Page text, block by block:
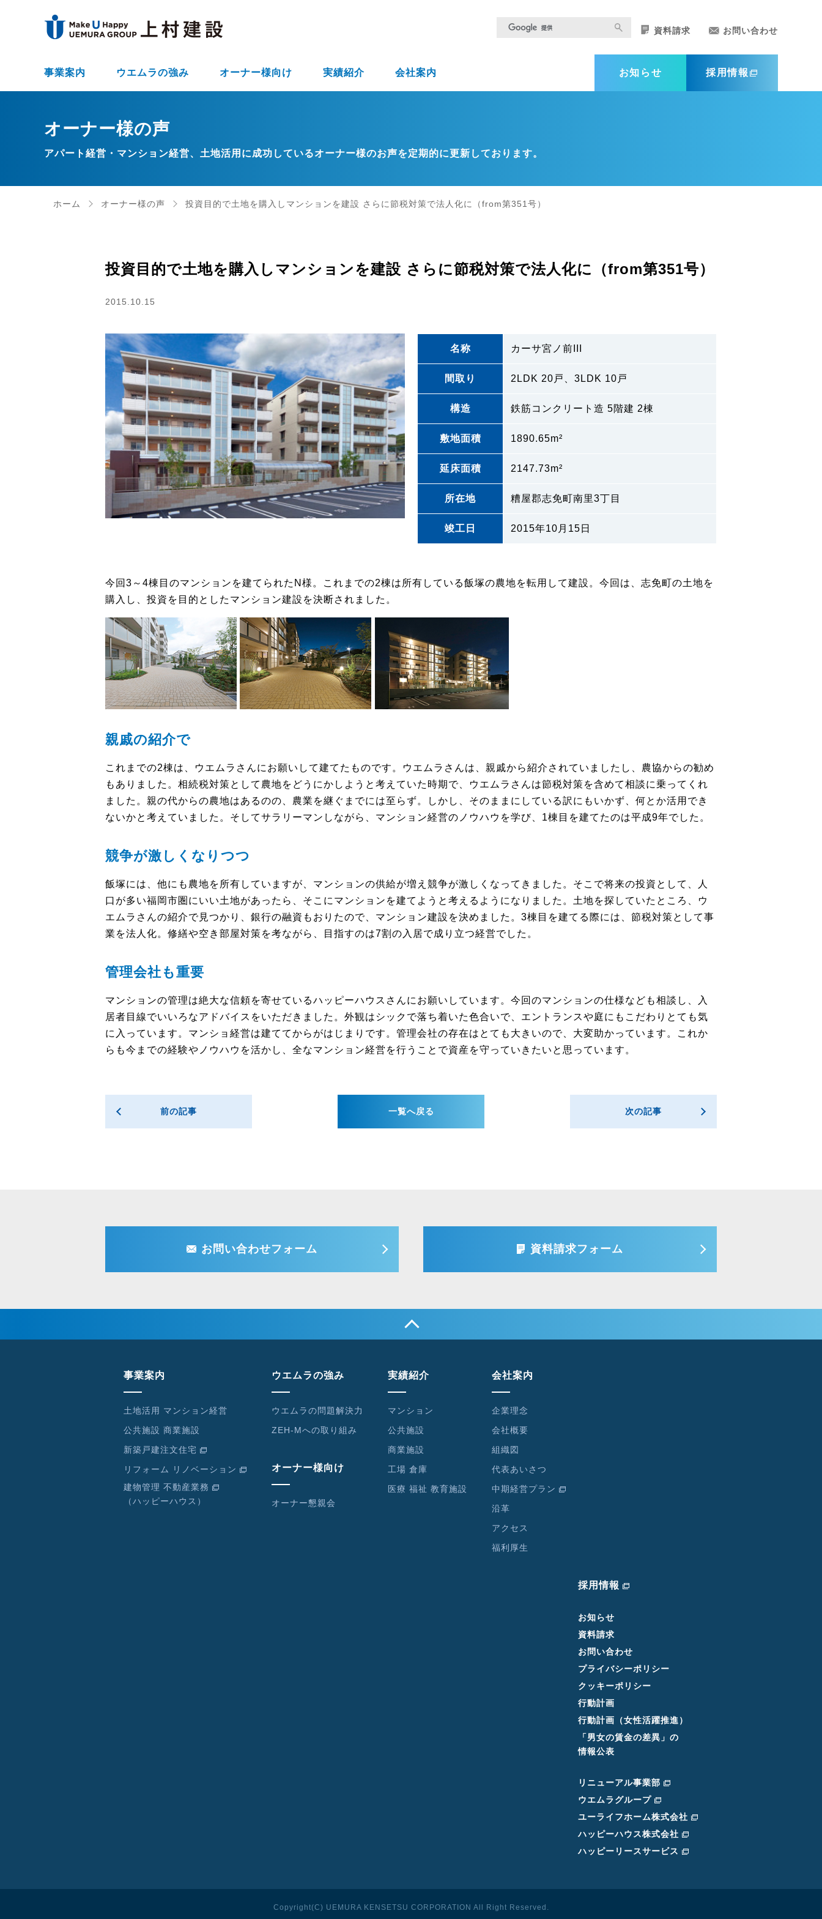
事業案内 ウエムラの強み オーナー様向け 実績紹介 会社案内 お知らせ 採用情報
資料請求 お問い合わせ
オーナー様の声
アパート経営・マンション経営、土地活用に成功しているオーナー様のお声を定期的に更新しております。
ホーム オーナー様の声 投資目的で土地を購入しマンションを建設 さらに節税対策で法人化に（from第351号）
投資目的で土地を購入しマンションを建設 さらに節税対策で法人化に（from第351号）
2015.10.15
名称 カーサ宮ノ前III
間取り 2LDK 20戸、3LDK 10戸
構造 鉄筋コンクリート造 5階建 2棟
敷地面積 1890.65m²
延床面積 2147.73m²
所在地 糟屋郡志免町南里3丁目
竣工日 2015年10月15日
今回3～4棟目のマンションを建てられたN様。これまでの2棟は所有している飯塚の農地を転用して建設。今回は、志免町の土地を
購入し、投資を目的としたマンション建設を決断されました。
親戚の紹介で
これまでの2棟は、ウエムラさんにお願いして建てたものです。ウエムラさんは、親戚から紹介されていましたし、農協からの勧め
もありました。相続税対策として農地をどうにかしようと考えていた時期で、ウエムラさんは節税対策を含めて相談に乗ってくれ
ました。親の代からの農地はあるのの、農業を継ぐまでには至らず。しかし、そのままにしている訳にもいかず、何とか活用でき
ないかと考えていました。そしてサラリーマンしながら、マンション経営のノウハウを学び、1棟目を建てたのは平成9年でした。
競争が激しくなりつつ
飯塚には、他にも農地を所有していますが、マンションの供給が増え競争が激しくなってきました。そこで将来の投資として、人
口が多い福岡市圏にいい土地があったら、そこにマンションを建てようと考えるようになりました。土地を探していたところ、ウ
エムラさんの紹介で見つかり、銀行の融資もおりたので、マンション建設を決めました。3棟目を建てる際には、節税対策として事
業を法人化。修繕や空き部屋対策を考ながら、目指すのは7割の入居で成り立つ経営でした。
管理会社も重要
マンションの管理は絶大な信頼を寄せているハッピーハウスさんにお願いしています。今回のマンションの仕様なども相談し、入
居者目線でいいろなアドバイスをいただきました。外観はシックで落ち着いた色合いで、エントランスや庭にもこだわりとても気
に入っています。マンショ経営は建ててからがはじまりです。管理会社の存在はとても大きいので、大変助かっています。これか
らも今までの経験やノウハウを活かし、全なマンション経営を行うことで資産を守っていきたいと思っています。
前の記事 一覧へ戻る 次の記事
お問い合わせフォーム 資料請求フォーム
事業案内
土地活用 マンション経営
公共施設 商業施設
新築戸建注文住宅
リフォーム リノベーション
建物管理 不動産業務
（ハッピーハウス）
ウエムラの強み
ウエムラの問題解決力
ZEH-Mへの取り組み
オーナー様向け
オーナー懇親会
実績紹介
マンション
公共施設
商業施設
工場 倉庫
医療 福祉 教育施設
会社案内
企業理念
会社概要
組織図
代表あいさつ
中期経営プラン
沿革
アクセス
福利厚生
採用情報
お知らせ
資料請求
お問い合わせ
プライバシーポリシー
クッキーポリシー
行動計画
行動計画（女性活躍推進）
「男女の賃金の差異」の
情報公表
リニューアル事業部
ウエムラグループ
ユーライフホーム株式会社
ハッピーハウス株式会社
ハッピーリースサービス
Copyright(C) UEMURA KENSETSU CORPORATION All Right Reserved.